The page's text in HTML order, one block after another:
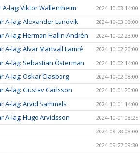
lag: Viktor Wallentheim 2024-10-03 14:00
A-lag: Alexander Lundvik 2024-10-03 08:00
lag: Herman Hallin Andrén 2024-10-02 23:00
lag: Alvar Martvall Lamré 2024-10-02 20:00
A-lag: Sebastian Österman 2024-10-02 14:00
A-lag: Oskar Clasborg 2024-10-02 08:00
A-lag: Gustav Carlsson 2024-10-01 20:00
lag: Arvid Sammels 2024-10-01 14:00
A-lag: Hugo Arvidsson 2024-10-01 08:25
2024-09-28 08:00
2024-09-27 09:30